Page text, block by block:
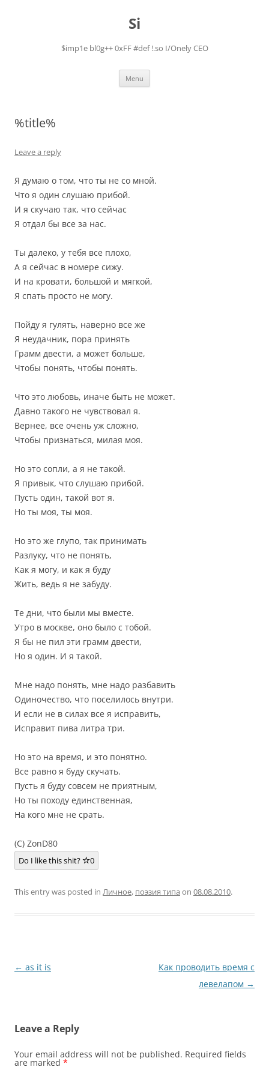
Si
$imp1e bl0g++ 0xFF #def !.so I/Onely CEO
Menu
%title%
Leave a reply
Я думаю о том, что ты не со мной.
Что я один слушаю прибой.
И я скучаю так, что сейчас
Я отдал бы все за нас.
Ты далеко, у тебя все плохо,
А я сейчас в номере сижу.
И на кровати, большой и мягкой,
Я спать просто не могу.
Пойду я гулять, наверно все же
Я неудачник, пора принять
Грамм двести, а может больше,
Чтобы понять, чтобы понять.
Что это любовь, иначе быть не может.
Давно такого не чувствовал я.
Вернее, все очень уж сложно,
Чтобы признаться, милая моя.
Но это сопли, а я не такой.
Я привык, что слушаю прибой.
Пусть один, такой вот я.
Но ты моя, ты моя.
Но это же глупо, так принимать
Разлуку, что не понять,
Как я могу, и как я буду
Жить, ведь я не забуду.
Те дни, что были мы вместе.
Утро в москве, оно было с тобой.
Я бы не пил эти грамм двести,
Но я один. И я такой.
Мне надо понять, мне надо разбавить
Одиночество, что поселилось внутри.
И если не в силах все я исправить,
Исправит пива литра три.
Но это на время, и это понятно.
Все равно я буду скучать.
Пусть я буду совсем не приятным,
Но ты походу единственная,
На кого мне не срать.
(C) ZonD80
Do I like this shit? 0
This entry was posted in Личное, поэзия типа on 08.08.2010.
Post
← as it is
Как проводить время с
левелапом →
Leave a Reply
Your email address will not be published. Required fields
are marked *